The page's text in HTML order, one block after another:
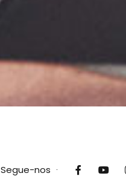
Segue-nos